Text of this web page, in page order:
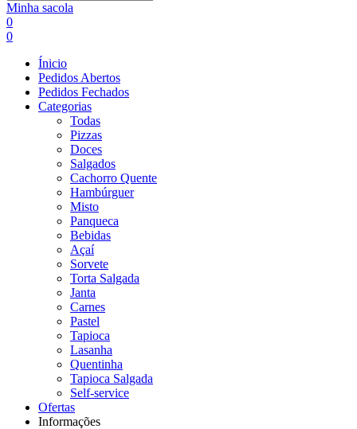
Minha sacola
0
0
Ínicio
Pedidos Abertos
Pedidos Fechados
Categorias
Todas
Pizzas
Doces
Salgados
Cachorro Quente
Hambúrguer
Misto
Panqueca
Bebidas
Açaí
Sorvete
Torta Salgada
Janta
Carnes
Pastel
Tapioca
Lasanha
Quentinha
Tapioca Salgada
Self-service
Ofertas
Informações